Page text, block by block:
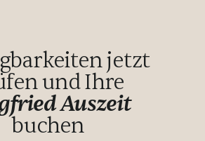
jetzt
und Ihre
Auszeit
buchen